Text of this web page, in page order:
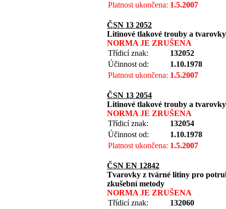
Platnost ukončena: 1.5.2007
ČSN 13 2052
Litinové tlakové trouby a
NORMA JE ZRUŠENA
Třídicí znak:
132052
Účinnost od:
1.10.1978
Platnost ukončena: 1.5.2007
ČSN 13 2054
Litinové tlakové trouby a
NORMA JE ZRUŠENA
Třídicí znak:
132054
Účinnost od:
1.10.1978
Platnost ukončena: 1.5.2007
ČSN EN 12842
Tvarovky z tvárné litiny pro
zkušební metody
NORMA JE ZRUŠENA
Třídicí znak:
132060